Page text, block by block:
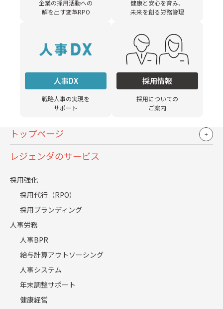
企業の採用活動への
解を出す変革RPO
健康と安心を育み、
未来を創る労務管理
人事DX
戦略人事の実現を
サポート
採用情報
採用についての
ご案内
トップページ
レジェンダのサービス
採用強化
採用代行（RPO）
採用ブランディング
人事労務
人事BPR
給与計算アウトソーシング
人事システム
年末調整サポート
健康経営
に重要な課題です。
を取り除くことが、長期的な定着率向上につながります。
心理的安全性が確保されて初めて、本来の能力を発揮でき
る環境が整います。
早期戦力化とROI最大化の実現
適切な研修を実施することで、中途社員の立ち上がり期間
を大幅に短縮できます。
放置による試行錯誤の時間を削減し、採用投資のリターン
計画的なカリキュラムに沿った教育は、組織全体の生産性
向上にも貢献します。
中途採用者が「学びの機会」をどう捉えているかについて
は、レジェンダ・コーポレーション株式会社の自社調査(※)
が参考になります。
調査によれば、62.1%が「会社に依存しないスキルアップ
に積極的」と回答しており、現代の働き手が成長機会を強
く志向していることがわかります。